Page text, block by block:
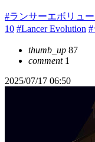
#ランサーエボリュ
10 #Lancer Evolution
thumb_up 87
comment1
2025/07/17 06:50